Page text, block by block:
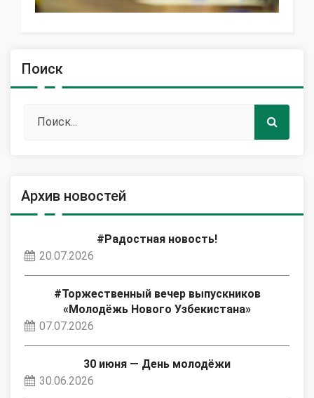
Поиск
Архив новостей
#Радостная новость!
20.07.2026
#Торжественный вечер выпускников
«Молодёжь Нового Узбекистана»
07.07.2026
30 июня — День молодёжи
30.06.2026